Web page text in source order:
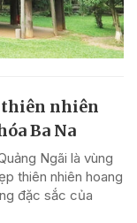
thiên nhiên
Ba Na
Ngãi là vùng
thiên nhiên hoang
đặc sắc của